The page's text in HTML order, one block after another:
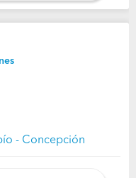
- Concepción